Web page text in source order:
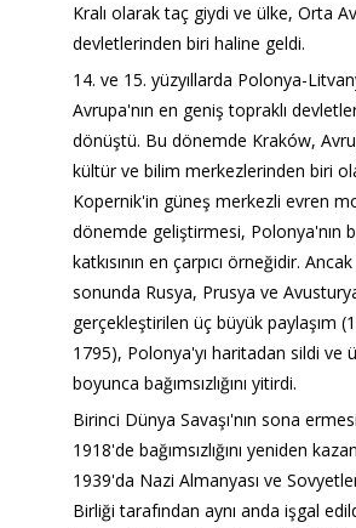
Kralı olarak taç giydi ve ülke, Orta
devletlerinden biri haline geldi.
14. ve 15. yüzyıllarda Polonya-
Avrupa'nın en geniş topraklı
dönüştü. Bu dönemde Kraków,
kültür ve bilim merkezlerinden biri
Kopernik'in güneş merkezli evren
dönemde geliştirmesi, Polonya'nın
katkısının en çarpıcı örneğidir. Ancak
sonunda Rusya, Prusya ve
gerçekleştirilen üç büyük paylaşım
1795), Polonya'yı haritadan sildi ve
boyunca bağımsızlığını yitirdi.
Birinci Dünya Savaşı'nın sona
1918'de bağımsızlığını yeniden
1939'da Nazi Almanyası ve
Birliği tarafından aynı anda işgal